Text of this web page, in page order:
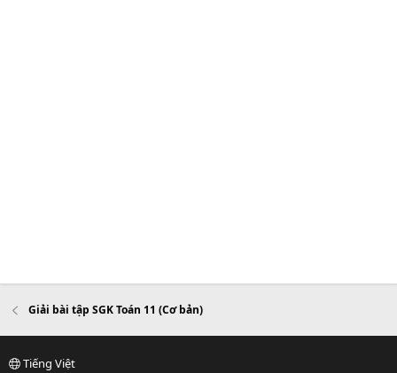
Giải bài tập SGK Toán 11 (Cơ bản)
Tiếng Việt